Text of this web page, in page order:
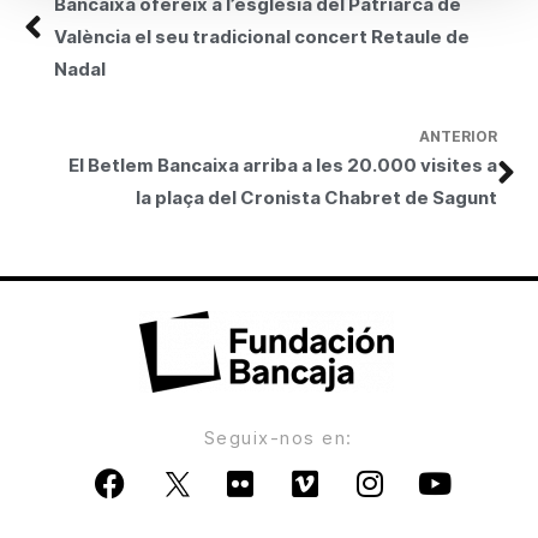
ANTERIOR
El Betlem Bancaixa arriba a les 20.000 visites a
la plaça del Cronista Chabret de Sagunt
València el seu tradicional concert Retaule de
Nadal
Seguix-nos en: